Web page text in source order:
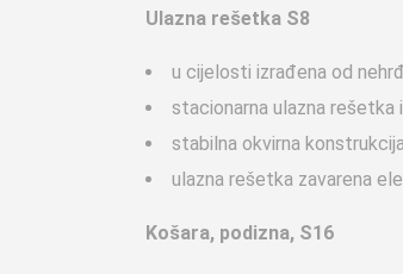
Ulazna rešetka S8
u cijelosti izrađena od
stacionarna ulazna
stabilna okvirna
ulazna rešetka zavarena
Košara, podizna, S1 6